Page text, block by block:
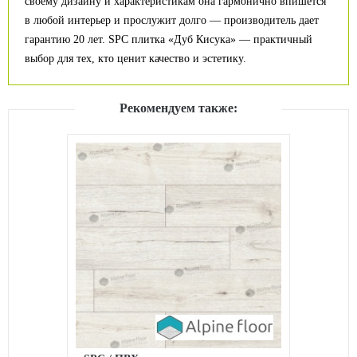
в любой интерьер и прослужит долго — производитель дает
гарантию 20 лет. SPC плитка «Дуб Кисука» — практичный
выбор для тех, кто ценит качество и эстетику.
Рекомендуем также: